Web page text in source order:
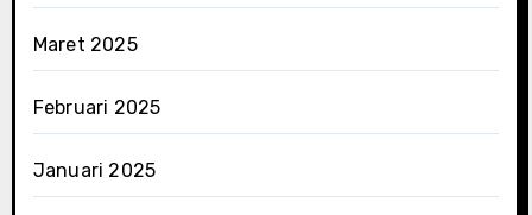
Maret 2025
Februari 2025
Januari 2025